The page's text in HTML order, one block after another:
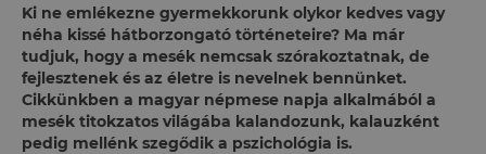
Ki ne emlékezne gyermekkorunk olykor kedves vagy
néha kissé hátborzongató történeteire? Ma már
tudjuk, hogy a mesék nemcsak szórakoztatnak, de
fejlesztenek és az életre is nevelnek bennünket.
Cikkünkben a magyar népmese napja alkalmából a
mesék titokzatos világába kalandozunk, kalauzként
pedig mellénk szegődik a pszichológia is.